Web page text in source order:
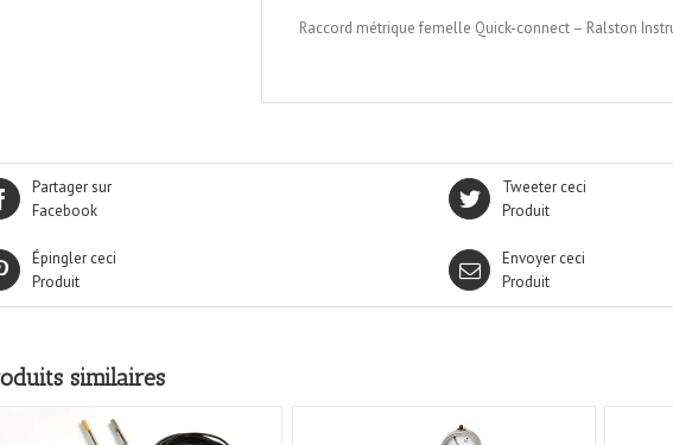
Raccord métrique femelle Quick-connect – Ralston
Partager sur
Facebook
Tweeter ceci
Produit
Épingler ceci
Produit
Envoyer ceci
Produit
similaires